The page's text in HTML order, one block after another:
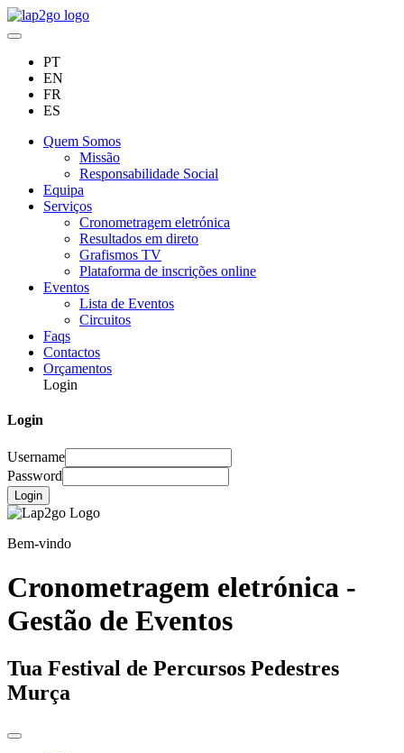
PT
EN
FR
ES
Quem Somos
Missão
Responsabilidade Social
Equipa
Serviços
Cronometragem eletrónica
Resultados em direto
Grafismos TV
Plataforma de inscrições online
Eventos
Lista de Eventos
Circuitos
Faqs
Contactos
Orçamentos
Login
Login
Username
Password
Login
Bem-vindo
Cronometragem eletrónica -
Gestão de Eventos
Tua Festival de Percursos Pedestres
Murça